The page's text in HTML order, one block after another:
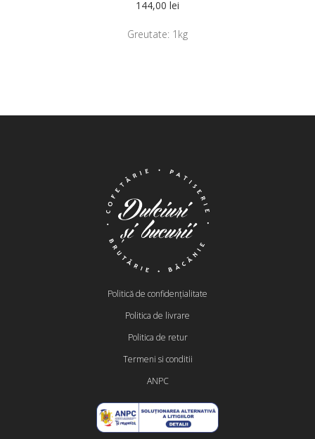
144,00 lei
Greutate: 1kg
Politică de confidențialitate
Politica de livrare
Politica de retur
Termeni si conditii
ANPC